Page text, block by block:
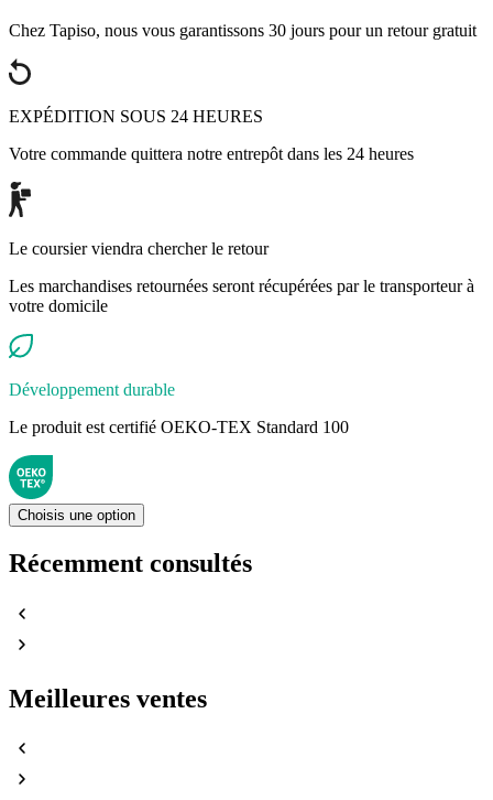
Chez Tapiso, nous vous garantissons 30 jours pour un retour gratuit
EXPÉDITION SOUS 24 HEURES
Votre commande quittera notre entrepôt dans les 24 heures
Le coursier viendra chercher le retour
Les marchandises retournées seront récupérées par le transporteur à
votre domicile
Développement durable
Le produit est certifié OEKO-TEX Standard 100
Choisis une option
Récemment consultés
Meilleures ventes